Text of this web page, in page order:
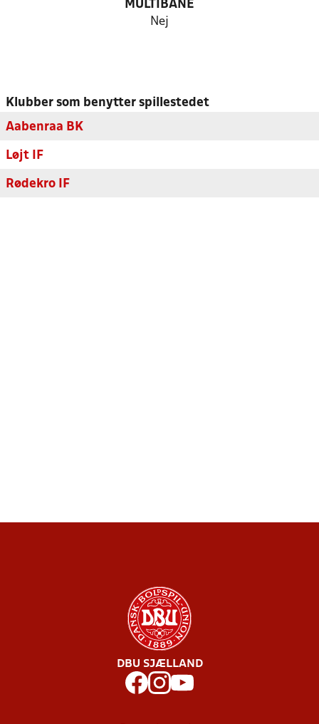
MULTIBANE
Nej
Klubber som benytter spillestedet
Aabenraa BK
Løjt IF
Rødekro IF
DBU SJÆLLAND